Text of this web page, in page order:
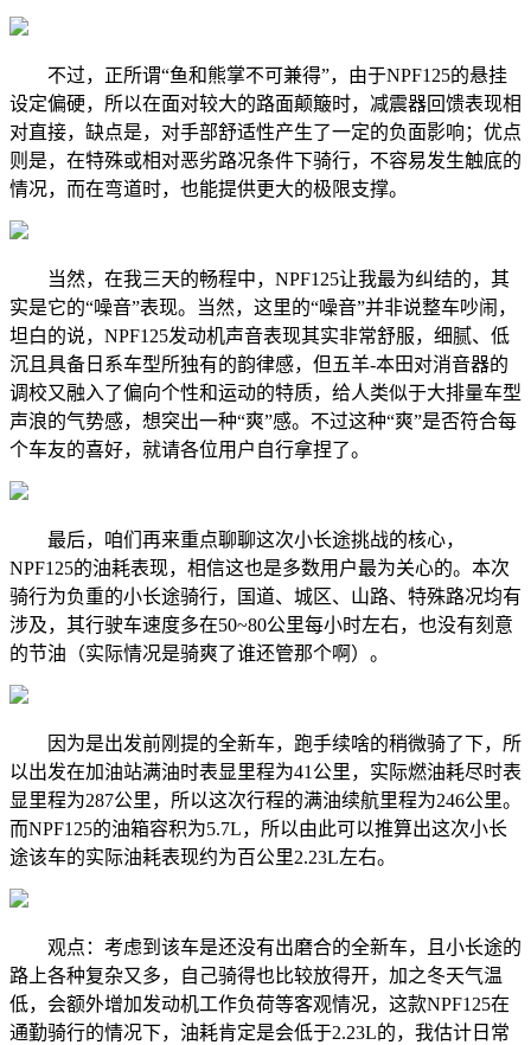
不过，正所谓“鱼和熊掌不可兼得”，由于NPF125的悬挂
设定偏硬，所以在面对较大的路面颠簸时，减震器回馈表现相
对直接，缺点是，对手部舒适性产生了一定的负面影响；优点
则是，在特殊或相对恶劣路况条件下骑行，不容易发生触底的
情况，而在弯道时，也能提供更大的极限支撑。
当然，在我三天的畅程中，NPF125让我最为纠结的，其
实是它的“噪音”表现。当然，这里的“噪音”并非说整车吵闹，
坦白的说，NPF125发动机声音表现其实非常舒服，细腻、低
沉且具备日系车型所独有的韵律感，但五羊-本田对消音器的
调校又融入了偏向个性和运动的特质，给人类似于大排量车型
声浪的气势感，想突出一种“爽”感。不过这种“爽”是否符合每
个车友的喜好，就请各位用户自行拿捏了。
最后，咱们再来重点聊聊这次小长途挑战的核心，
NPF125的油耗表现，相信这也是多数用户最为关心的。本次
骑行为负重的小长途骑行，国道、城区、山路、特殊路况均有
涉及，其行驶车速度多在50~80公里每小时左右，也没有刻意
的节油（实际情况是骑爽了谁还管那个啊）。
因为是出发前刚提的全新车，跑手续啥的稍微骑了下，所
以出发在加油站满油时表显里程为41公里，实际燃油耗尽时表
显里程为287公里，所以这次行程的满油续航里程为246公里。
而NPF125的油箱容积为5.7L，所以由此可以推算出这次小长
途该车的实际油耗表现约为百公里2.23L左右。
观点：考虑到该车是还没有出磨合的全新车，且小长途的
路上各种复杂又多，自己骑得也比较放得开，加之冬天气温
低，会额外增加发动机工作负荷等客观情况，这款NPF125在
通勤骑行的情况下，油耗肯定是会低于2.23L的，我估计日常